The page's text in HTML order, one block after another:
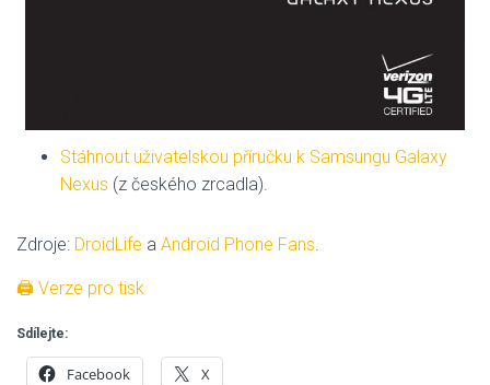
Stáhnout uživatelskou příručku k Samsungu Galaxy
Nexus (z českého zrcadla).
Zdroje: DroidLife a Android Phone Fans
🖨 Verze pro tisk
Sdílejte:
Facebook X